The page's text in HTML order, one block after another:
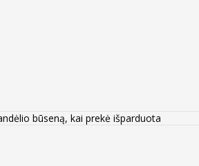
būseną, kai prekė išparduota